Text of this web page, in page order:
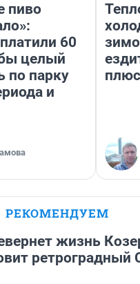
пиво
60
целый
по парку
и
РЕКОМЕНДУЕМ
жизнь
ретроградный